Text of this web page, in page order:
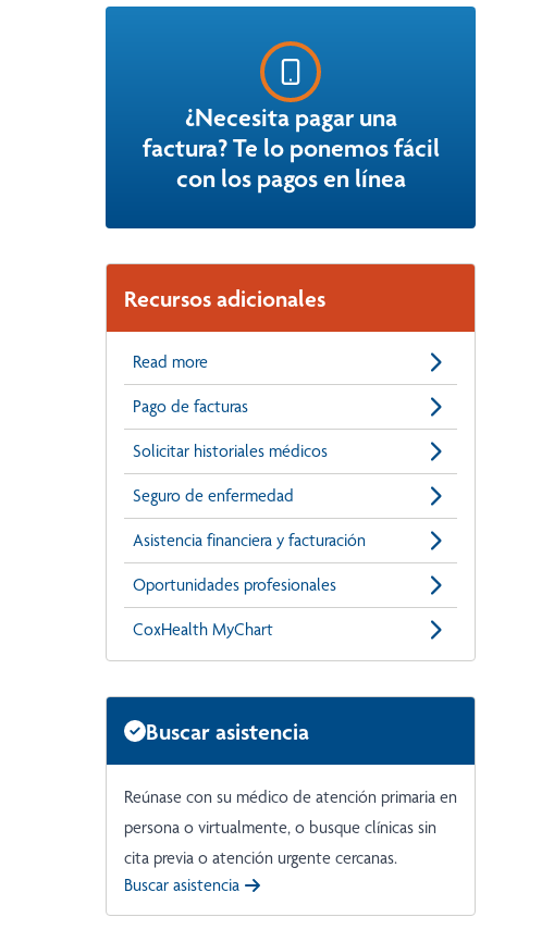
¿Necesita pagar una
factura? Te lo ponemos fácil
con los pagos en línea
Recursos adicionales
Read more
Pago de facturas
Solicitar historiales médicos
Seguro de enfermedad
Asistencia financiera y facturación
Oportunidades profesionales
CoxHealth MyChart
Buscar asistencia
Reúnase con su médico de atención primaria en
persona o virtualmente, o busque clínicas sin
cita previa o atención urgente cercanas.
Buscar asistencia